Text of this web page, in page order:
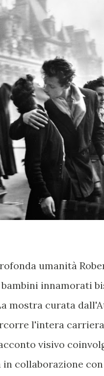
umanità
innamorati
mostra curata
l'intera
visivo
collaborazione